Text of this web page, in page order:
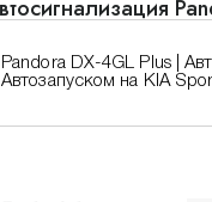
Pandora DX-4GL Plus |
Автозапуском на KIA